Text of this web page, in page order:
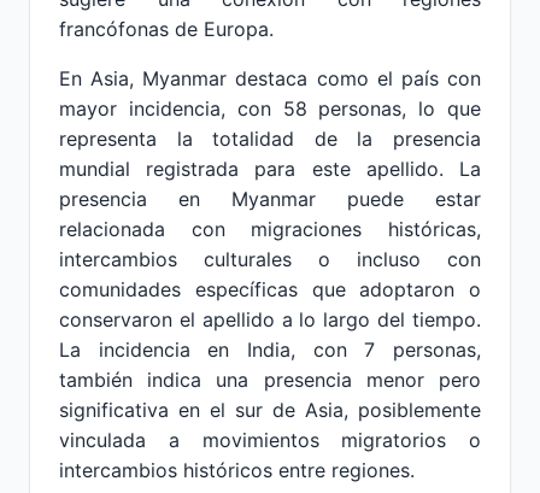
francófonas de Europa.
En Asia, Myanmar destaca como el país con
mayor incidencia, con 58 personas, lo que
representa la totalidad de la presencia
mundial registrada para este apellido. La
presencia en Myanmar puede estar
relacionada con migraciones históricas,
intercambios culturales o incluso con
comunidades específicas que adoptaron o
conservaron el apellido a lo largo del tiempo.
La incidencia en India, con 7 personas,
también indica una presencia menor pero
significativa en el sur de Asia, posiblemente
vinculada a movimientos migratorios o
intercambios históricos entre regiones.